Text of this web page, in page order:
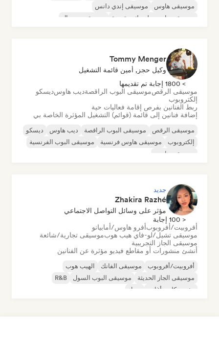
موسيقى هاوس
موسيقى إندي دانس
موسيقى هاوس ملوديك وتقدمية
موسيقى مينيمال
Tommy Menger
وكيل حجز, أمين قائمة التشغيل
> 1800 إجابة تم تقديمها
موسيقى الرقصموسيقى البوب الراقصةديب هاوسديسكو
إلكتروبوب
ربط الفنانين بفرص إقامة فعاليات حية
إضافة فنانين إلى قائمة (قوائم) التشغيل المؤثرة الخاصة بي
موسيقى الرقص موسيقى البوب الراقصة ديب هاوس
ديسكو
إلكتروبوب
موسيقى هاوس فرنسية
موسيقى البوب الفرنسية
موسيقى هاوس
جديد
Zhakira Razhé
مؤثر على وسائل التواصل الاجتماعي
< 100 إجابة
أفروبيت/أفروبوبأفرو هاوس/أمابيانو
موسيقى تشيل/لو-فاي هيب هوبموسيقى تجارية/شائعة
موسيقى الجاز التجريبية
أنشئ منشورات أو مقاطع فيديو مؤثرة عن الفنانين
أفروبيت/أفروبوب موسيقى الفانك
الهيب هوب
موسيقى الجاز الحديثة
موسيقى البوب السول
R&B
مغني وكاتب أغاني
سول